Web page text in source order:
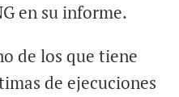
en su informe.
de los que tiene
de ejecuciones